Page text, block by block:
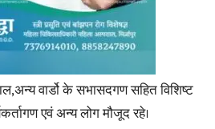
वार्डो के सभासदगण सहित विशिष्ट
एवं अन्य लोग मौजूद रहे।